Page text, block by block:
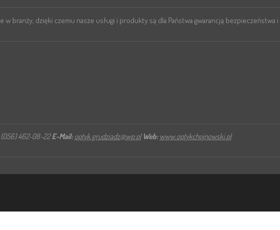
branży, dzięki czemu nasze usługi i produkty są dla Państwa gwarancją bezpieczeństwa
462-08-22E-Mail: optyk.grudziadz@wp.pl Web: www.optykchojnowski.pl